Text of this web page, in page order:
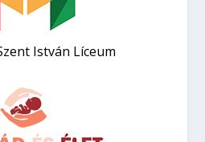
István Líceum